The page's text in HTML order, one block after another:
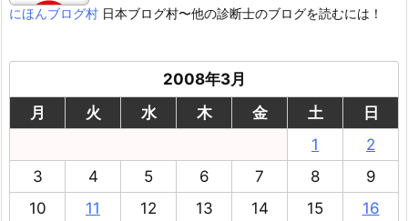
にほんブログ村 日本ブログ村〜他の診断士のブログを読むには！
2008年3月
月
火 水 木 金 土
日
1
2
3
4 5 6 7 8
9
10
11 12 13 14 15
16